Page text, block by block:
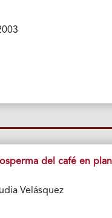
del café en
Velásquez